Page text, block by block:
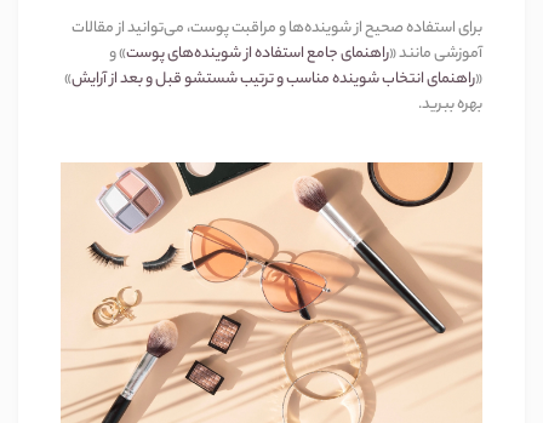
برای استفاده صحیح از شوینده‌ها و مراقبت پوست، می‌توانید از مقالات
آموزشی مانند«راهنمای جامع استفاده از شوینده‌های پوست»و
«راهنمای انتخاب شوینده مناسب و ترتیب شستشو قبل و بعد از آرایش»
بهره ببرید.